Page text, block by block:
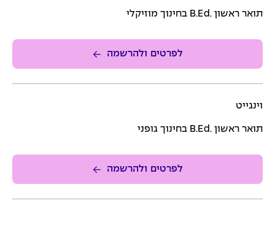
תואר ראשון .B.Ed בחינוך מוזיקלי
לפרטים ולהרשמה
וינגייט
תואר ראשון .B.Ed בחינוך גופני
לפרטים ולהרשמה